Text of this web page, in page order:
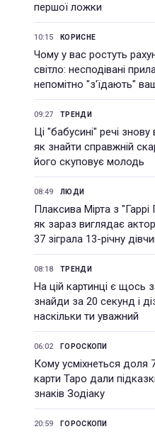
першої ложки
10:15 КОРИСНЕ
Чому у вас ростуть
світло: несподівані
непомітно "з'їдають"
09:27 ТРЕНДИ
Ці "бабусині" речі знову
як знайти справжній
його скуповує молодь
08:49 ЛЮДИ
Плаксива Мірта з "Гаррі
як зараз виглядає
37 зіграла 13-річну
08:18 ТРЕНДИ
На цій картинці є щось
знайди за 20 секунд і
наскільки ти уважний
06:02 ГОРОСКОПИ
Кому усміхнеться доля
карти Таро дали
знаків Зодіаку
20:59 ГОРОСКОПИ